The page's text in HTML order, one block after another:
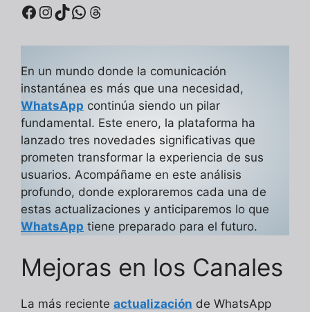
Facebook
Instagram
TikTok
WhatsApp
Threads
En un mundo donde la comunicación
instantánea es más que una necesidad,
WhatsApp continúa siendo un pilar
fundamental. Este enero, la plataforma ha
lanzado tres novedades significativas que
prometen transformar la experiencia de sus
usuarios. Acompáñame en este análisis
profundo, donde exploraremos cada una de
estas actualizaciones y anticiparemos lo que
WhatsApp tiene preparado para el futuro.
Mejoras en los Canales
La más reciente actualización de WhatsApp